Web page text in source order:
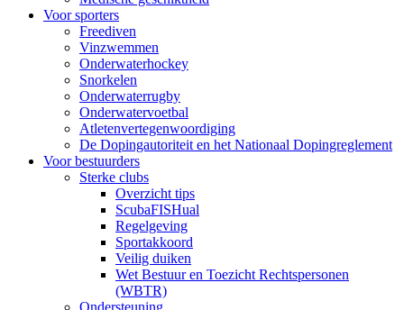
Voor sporters
Freediven
Vinzwemmen
Onderwaterhockey
Snorkelen
Onderwaterrugby
Onderwatervoetbal
Atletenvertegenwoordiging
De Dopingautoriteit en het Nationaal Dopingreglement
Voor bestuurders
Sterke clubs
Overzicht tips
ScubaFISHual
Regelgeving
Sportakkoord
Veilig duiken
Wet Bestuur en Toezicht Rechtspersonen
(WBTR)
Ondersteuning